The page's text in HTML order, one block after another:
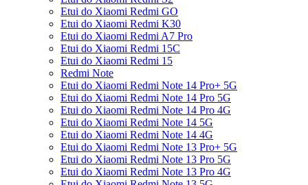
Etui do Xiaomi Redmi GO
Etui do Xiaomi Redmi K30
Etui do Xiaomi Redmi A7 Pro
Etui do Xiaomi Redmi 15C
Etui do Xiaomi Redmi 15
Redmi Note
Etui do Xiaomi Redmi Note 14 Pro+ 5G
Etui do Xiaomi Redmi Note 14 Pro 5G
Etui do Xiaomi Redmi Note 14 Pro 4G
Etui do Xiaomi Redmi Note 14 5G
Etui do Xiaomi Redmi Note 14 4G
Etui do Xiaomi Redmi Note 13 Pro+ 5G
Etui do Xiaomi Redmi Note 13 Pro 5G
Etui do Xiaomi Redmi Note 13 Pro 4G